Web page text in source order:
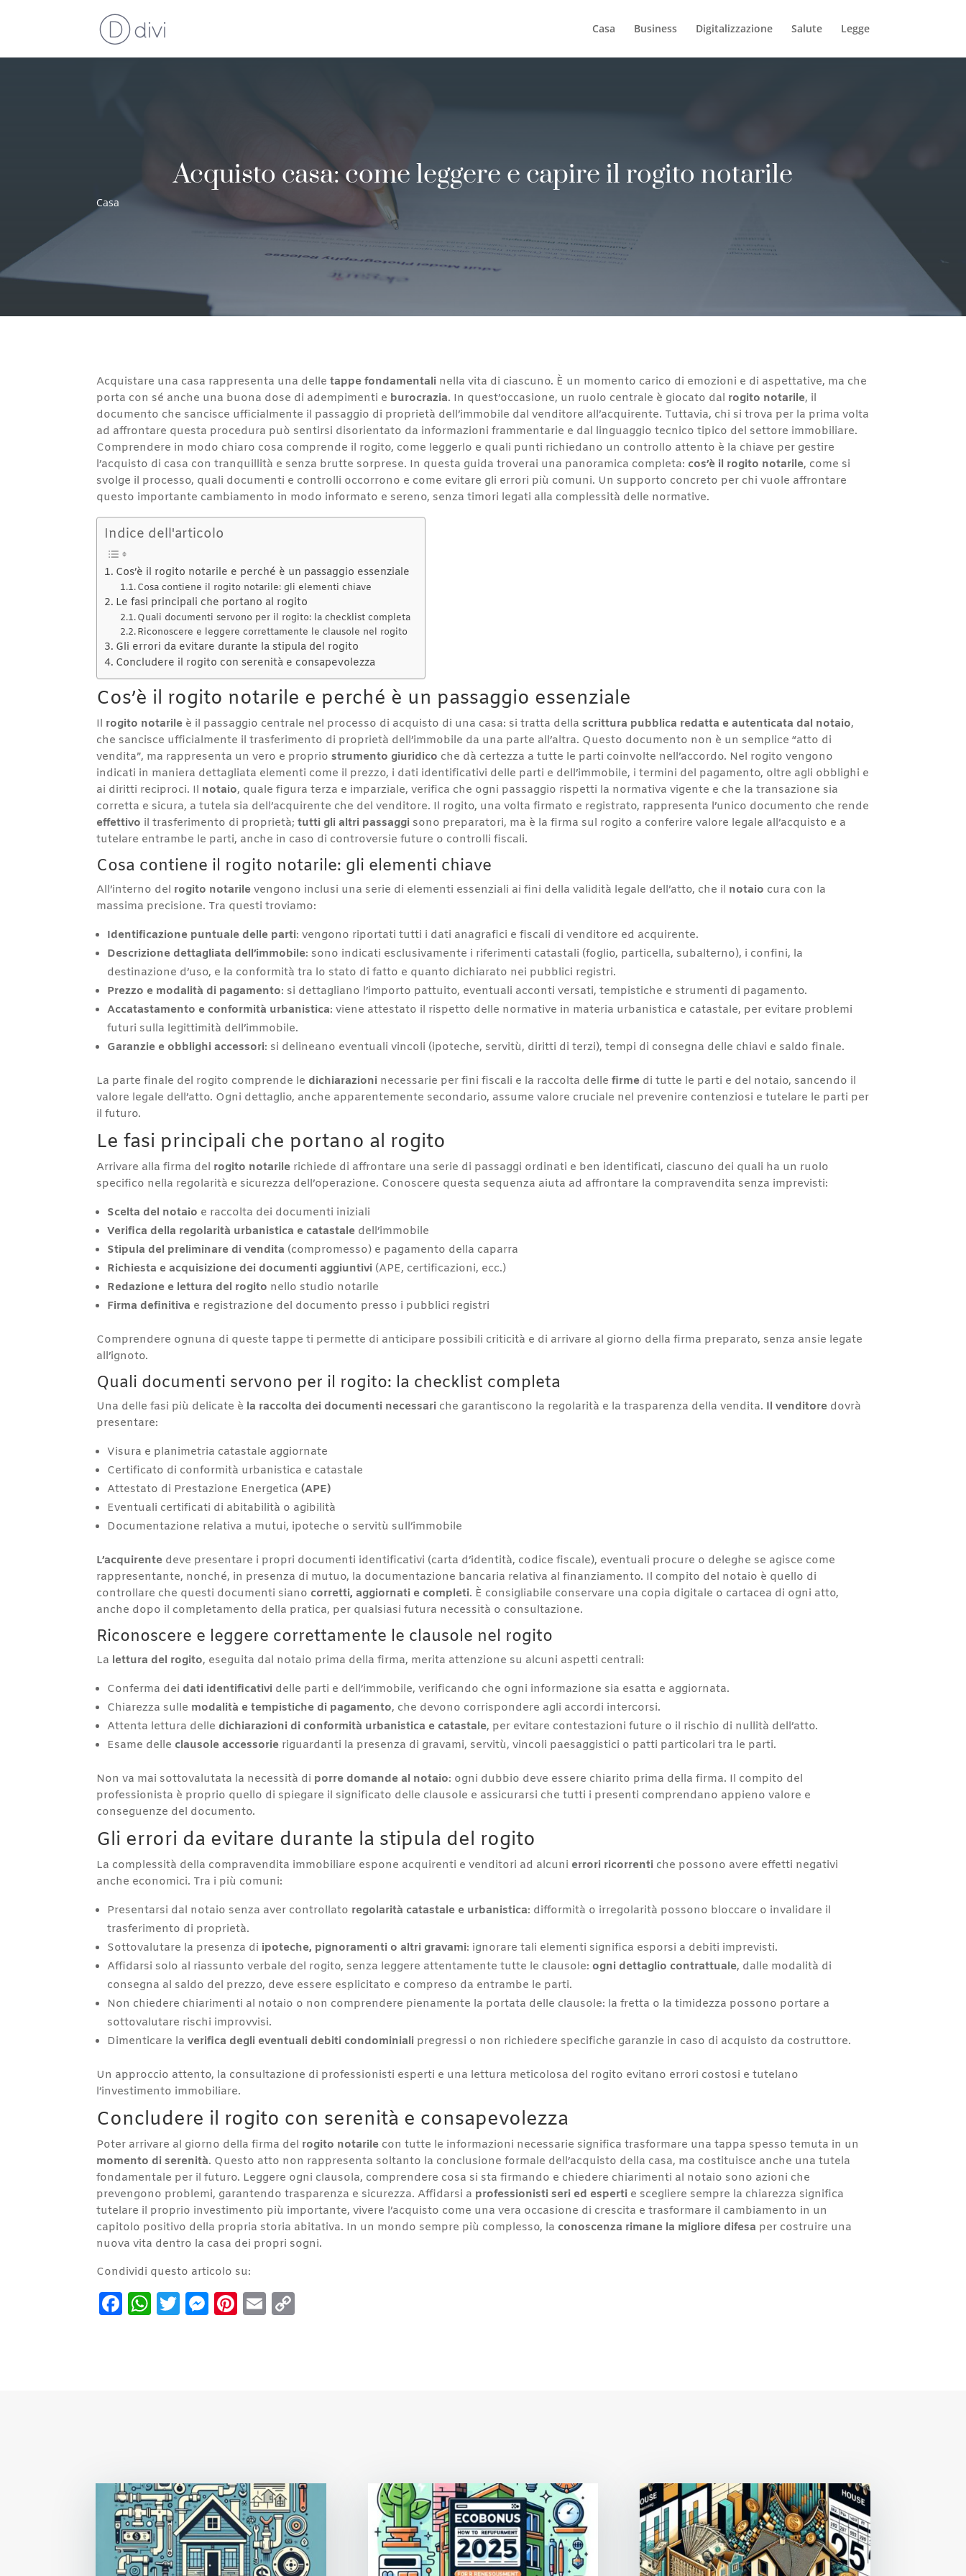
Casa Business Digitalizzazione Salute Legge
Acquisto casa: come leggere e capire il rogito notarile
Casa
Acquistare una casa rappresenta una delletappe fondamentali nella vita di ciascuno. È un momento carico di emozioni e di aspettative, ma che
porta con sé anche una buona dose di adempimenti e burocrazia. In quest’occasione, un ruolo centrale è giocato dal rogito notarile, il
documento che sancisce ufficialmente il passaggio di proprietà dell’immobile dal venditore all’acquirente. Tuttavia, chi si trova per la prima volta
ad affrontare questa procedura può sentirsi disorientato da informazioni frammentarie e dal linguaggio tecnico tipico del settore immobiliare.
Comprendere in modo chiaro cosa comprende il rogito, come leggerlo e quali punti richiedano un controllo attento è la chiave per gestire
l’acquisto di casa con tranquillità e senza brutte sorprese. In questa guida troverai una panoramica completa: cos’è il rogito notarile, come si
svolge il processo, quali documenti e controlli occorrono e come evitare gli errori più comuni. Un supporto concreto per chi vuole affrontare
questo importante cambiamento in modo informato e sereno, senza timori legati alla complessità delle normative.
Indice dell'articolo
Cos’è il rogito notarile e perché è un passaggio essenziale
Cosa contiene il rogito notarile: gli elementi chiave
Le fasi principali che portano al rogito
Quali documenti servono per il rogito: la checklist completa
Riconoscere e leggere correttamente le clausole nel rogito
Gli errori da evitare durante la stipula del rogito
Concludere il rogito con serenità e consapevolezza
Cos’è il rogito notarile e perché è un passaggio essenziale
Il rogito notarile è il passaggio centrale nel processo di acquisto di una casa: si tratta dellascrittura pubblica redatta e autenticata dal notaio,
che sancisce ufficialmente il trasferimento di proprietà dell’immobile da una parte all’altra. Questo documento non è un semplice “atto di
vendita”, ma rappresenta un vero e propriostrumento giuridico che dà certezza a tutte le parti coinvolte nell’accordo. Nel rogito vengono
indicati in maniera dettagliata elementi come il prezzo, i dati identificativi delle parti e dell’immobile, i termini del pagamento, oltre agli obblighi e
ai diritti reciproci. Il notaio, quale figura terza e imparziale, verifica che ogni passaggio rispetti la normativa vigente e che la transazione sia
corretta e sicura, a tutela sia dell’acquirente che del venditore. Il rogito, una volta firmato e registrato, rappresenta l’unico documento che rende
effettivo il trasferimento di proprietà;tutti gli altri passaggi sono preparatori, ma è la firma sul rogito a conferire valore legale all’acquisto e a
tutelare entrambe le parti, anche in caso di controversie future o controlli fiscali.
Cosa contiene il rogito notarile: gli elementi chiave
All’interno del rogito notarile vengono inclusi una serie di elementi essenziali ai fini della validità legale dell’atto, che il notaio cura con la
massima precisione. Tra questi troviamo:
Identificazione puntuale delle parti: vengono riportati tutti i dati anagrafici e fiscali di venditore ed acquirente.
Descrizione dettagliata dell’immobile: sono indicati esclusivamente i riferimenti catastali (foglio, particella, subalterno), i confini, la
destinazione d’uso, e la conformità tra lo stato di fatto e quanto dichiarato nei pubblici registri.
Prezzo e modalità di pagamento: si dettagliano l’importo pattuito, eventuali acconti versati, tempistiche e strumenti di pagamento.
Accatastamento e conformità urbanistica: viene attestato il rispetto delle normative in materia urbanistica e catastale, per evitare problemi
futuri sulla legittimità dell’immobile.
Garanzie e obblighi accessori: si delineano eventuali vincoli (ipoteche, servitù, diritti di terzi), tempi di consegna delle chiavi e saldo finale.
La parte finale del rogito comprende le dichiarazioni necessarie per fini fiscali e la raccolta dellefirme di tutte le parti e del notaio, sancendo il
valore legale dell’atto. Ogni dettaglio, anche apparentemente secondario, assume valore cruciale nel prevenire contenziosi e tutelare le parti per
il futuro.
Le fasi principali che portano al rogito
Arrivare alla firma del rogito notarile richiede di affrontare una serie di passaggi ordinati e ben identificati, ciascuno dei quali ha un ruolo
specifico nella regolarità e sicurezza dell’operazione. Conoscere questa sequenza aiuta ad affrontare la compravendita senza imprevisti:
Scelta del notaio e raccolta dei documenti iniziali
Verifica della regolarità urbanistica e catastale dell’immobile
Stipula del preliminare di vendita (compromesso) e pagamento della caparra
Richiesta e acquisizione dei documenti aggiuntivi (APE, certificazioni, ecc.)
Redazione e lettura del rogito nello studio notarile
Firma definitiva e registrazione del documento presso i pubblici registri
Comprendere ognuna di queste tappe ti permette di anticipare possibili criticità e di arrivare al giorno della firma preparato, senza ansie legate
all’ignoto.
Quali documenti servono per il rogito: la checklist completa
Una delle fasi più delicate è la raccolta dei documenti necessari che garantiscono la regolarità e la trasparenza della vendita. Il venditore dovrà
presentare:
Visura e planimetria catastale aggiornate
Certificato di conformità urbanistica e catastale
Attestato di Prestazione Energetica(APE)
Eventuali certificati di abitabilità o agibilità
Documentazione relativa a mutui, ipoteche o servitù sull’immobile
L’acquirente deve presentare i propri documenti identificativi (carta d’identità, codice fiscale), eventuali procure o deleghe se agisce come
rappresentante, nonché, in presenza di mutuo, la documentazione bancaria relativa al finanziamento. Il compito del notaio è quello di
controllare che questi documenti siano corretti, aggiornati e completi. È consigliabile conservare una copia digitale o cartacea di ogni atto,
anche dopo il completamento della pratica, per qualsiasi futura necessità o consultazione.
Riconoscere e leggere correttamente le clausole nel rogito
La lettura del rogito, eseguita dal notaio prima della firma, merita attenzione su alcuni aspetti centrali:
Conferma dei dati identificativi delle parti e dell’immobile, verificando che ogni informazione sia esatta e aggiornata.
Chiarezza sulle modalità e tempistiche di pagamento, che devono corrispondere agli accordi intercorsi.
Attenta lettura delle dichiarazioni di conformità urbanistica e catastale, per evitare contestazioni future o il rischio di nullità dell’atto.
Esame delle clausole accessorie riguardanti la presenza di gravami, servitù, vincoli paesaggistici o patti particolari tra le parti.
Non va mai sottovalutata la necessità di porre domande al notaio: ogni dubbio deve essere chiarito prima della firma. Il compito del
professionista è proprio quello di spiegare il significato delle clausole e assicurarsi che tutti i presenti comprendano appieno valore e
conseguenze del documento.
Gli errori da evitare durante la stipula del rogito
La complessità della compravendita immobiliare espone acquirenti e venditori ad alcuni errori ricorrenti che possono avere effetti negativi
anche economici. Tra i più comuni:
Presentarsi dal notaio senza aver controllato regolarità catastale e urbanistica: difformità o irregolarità possono bloccare o invalidare il
trasferimento di proprietà.
Sottovalutare la presenza di ipoteche, pignoramenti o altri gravami: ignorare tali elementi significa esporsi a debiti imprevisti.
Affidarsi solo al riassunto verbale del rogito, senza leggere attentamente tutte le clausole: ogni dettaglio contrattuale, dalle modalità di
consegna al saldo del prezzo, deve essere esplicitato e compreso da entrambe le parti.
Non chiedere chiarimenti al notaio o non comprendere pienamente la portata delle clausole: la fretta o la timidezza possono portare a
sottovalutare rischi improvvisi.
Dimenticare laverifica degli eventuali debiti condominiali pregressi o non richiedere specifiche garanzie in caso di acquisto da costruttore.
Un approccio attento, la consultazione di professionisti esperti e una lettura meticolosa del rogito evitano errori costosi e tutelano
l’investimento immobiliare.
Concludere il rogito con serenità e consapevolezza
Poter arrivare al giorno della firma del rogito notarile con tutte le informazioni necessarie significa trasformare una tappa spesso temuta in un
momento di serenità. Questo atto non rappresenta soltanto la conclusione formale dell’acquisto della casa, ma costituisce anche una tutela
fondamentale per il futuro. Leggere ogni clausola, comprendere cosa si sta firmando e chiedere chiarimenti al notaio sono azioni che
prevengono problemi, garantendo trasparenza e sicurezza. Affidarsi a professionisti seri ed esperti e scegliere sempre la chiarezza significa
tutelare il proprio investimento più importante, vivere l’acquisto come una vera occasione di crescita e trasformare il cambiamento in un
capitolo positivo della propria storia abitativa. In un mondo sempre più complesso, la conoscenza rimane la migliore difesa per costruire una
nuova vita dentro la casa dei propri sogni.
Condividi questo articolo su:
Facebook
WhatsApp
Twitter
Messenger
Pinterest
Email